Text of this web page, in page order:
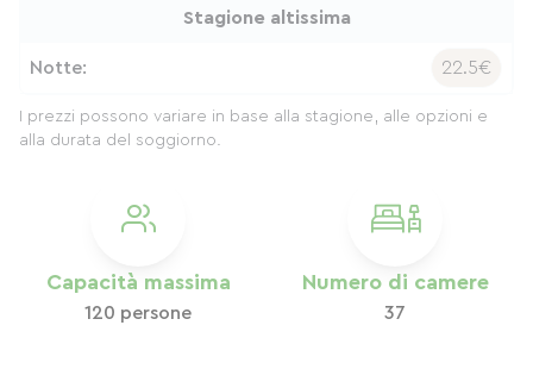
Capacità massima
120 persone
Numero di camere
37
Stagione altissima
Notte: 22.5€
I prezzi possono variare in base alla stagione, alle opzioni e
alla durata del soggiorno.